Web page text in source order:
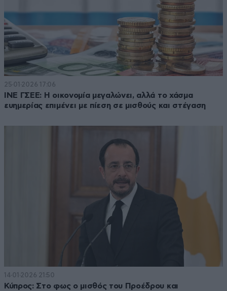
25·01·2026 17:06
ΙΝΕ ΓΣΕΕ: Η οικονομία μεγαλώνει, αλλά το χάσμα
ευημερίας επιμένει με πίεση σε μισθούς και στέγαση
14·01·2026 21:50
Κύπρος: Στο φως ο μισθός του Προέδρου και